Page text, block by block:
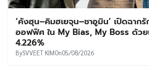
‘คังฮุน–คิมฮเยจุน–ชาอูมิน’ เปิดฉาก
ออฟฟิศ ใน My Bias, My Boss ด้ว
4.226%
BySVVEET KIMOn05/08/2026